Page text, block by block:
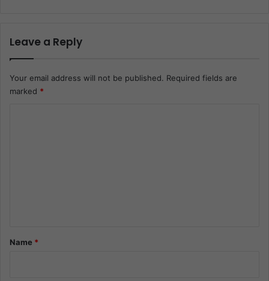
Leave a Reply
Your email address will not be published. Required fields are
marked *
*Name *